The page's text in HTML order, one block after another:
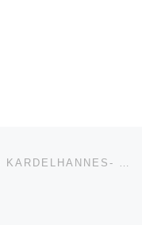
OB ALS VOGEL, BLUME ODER KARDELHANNES- DIE NARRENZUNFT HENKERHAUS KLEIDET NEUE HÄSTRÄGERINNEN UND HÄSTRÄGER FÜR DIE FASNET 2026 EIN!